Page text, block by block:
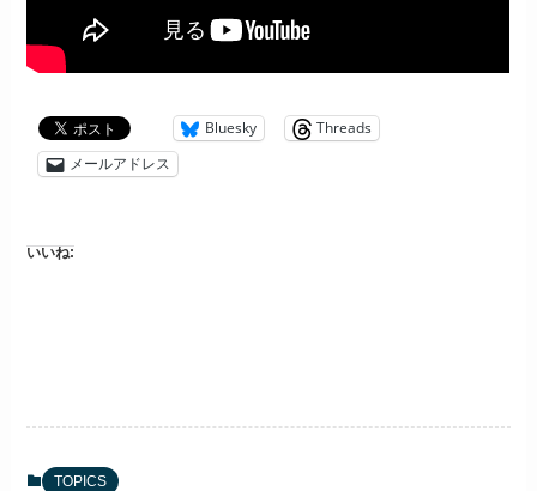
Bluesky
Threads
メールアドレス
いいね:
TOPICS